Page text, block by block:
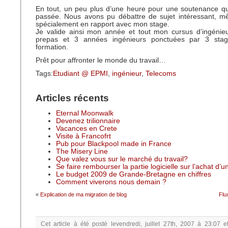
En tout, un peu plus d’une heure pour une soutenance
passée. Nous avons pu débattre de sujet intéressant,
spécialement en rapport avec mon stage.
Je valide ainsi mon année et tout mon cursus
prepas et 3 années ingénieurs ponctuées par 3
formation.
Prêt pour affronter le monde du travail…
Tags: Etudiant @ EPMI , ingénieur, Telecoms
Articles récents
Eternal Moonwalk
Devenez trilionnaire
Vacances en Crete
Visite à Francofrt
Pub pour Blackpool made in France
The Misery Line
Que valez vous sur le marché du travail?
Se faire rembourser la partie logicielle sur l’achat
Le budget 2009 de Grande-Bretagne en chiffres
Comment viverons nous demain ?
« Explication de ma migration de blog
Cet article à été posté levendredi, juillet 27th, 2007 à 23:07